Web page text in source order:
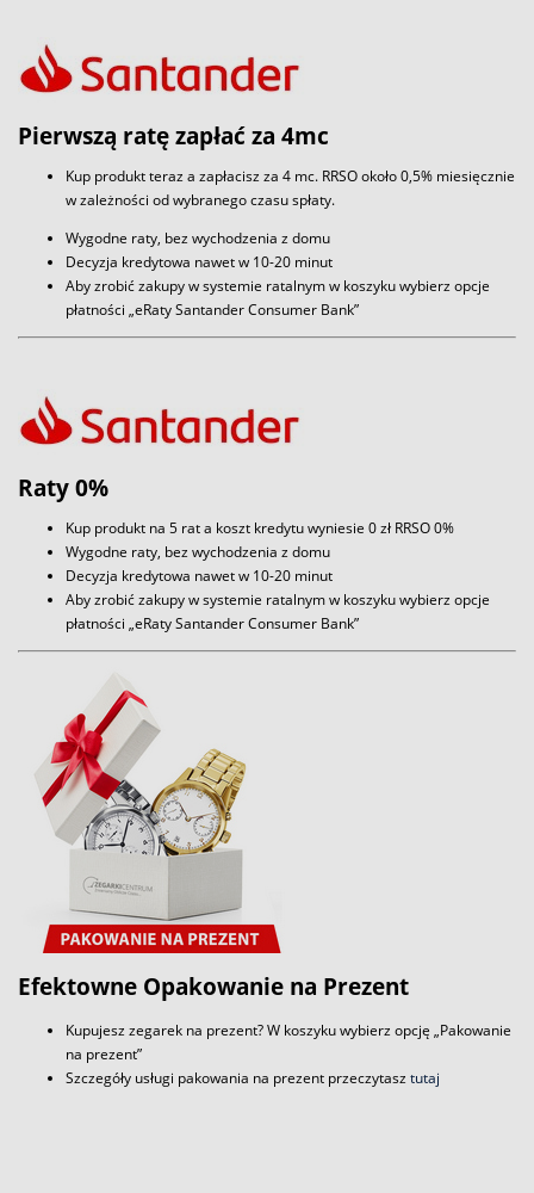
Pierwszą ratę zapłać za 4mc
Kup produkt teraz a zapłacisz za 4 mc. RRSO około 0,5% miesięcznie
w zależności od wybranego czasu spłaty.
Wygodne raty, bez wychodzenia z domu
Decyzja kredytowa nawet w 10-20 minut
Aby zrobić zakupy w systemie ratalnym w koszyku wybierz opcje
płatności „eRaty Santander Consumer Bank”
Raty 0%
Kup produkt na 5 rat a koszt kredytu wyniesie 0 zł RRSO 0%
Wygodne raty, bez wychodzenia z domu
Decyzja kredytowa nawet w 10-20 minut
Aby zrobić zakupy w systemie ratalnym w koszyku wybierz opcje
płatności „eRaty Santander Consumer Bank”
Efektowne Opakowanie na Prezent
Kupujesz zegarek na prezent? W koszyku wybierz opcję „Pakowanie
na prezent”
Szczegóły usługi pakowania na prezent przeczytasztutaj